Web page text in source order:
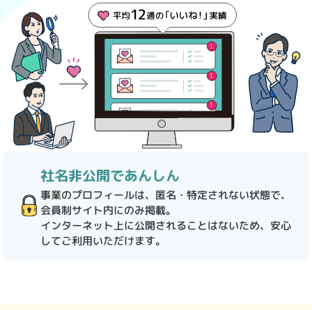
社名非公開であんしん
事業のプロフィールは、匿名・特定されない状態で、
会員制サイト内にのみ掲載。
インターネット上に公開されることはないため、安心
してご利用いただけます。